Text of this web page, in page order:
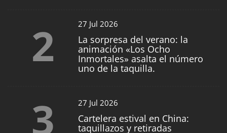
2 27 Jul 2026
La sorpresa del verano: la
animación «Los Ocho
Inmortales» asalta el número
uno de la taquilla.
3 27 Jul 2026
Cartelera estival en China:
taquillazos y retiradas